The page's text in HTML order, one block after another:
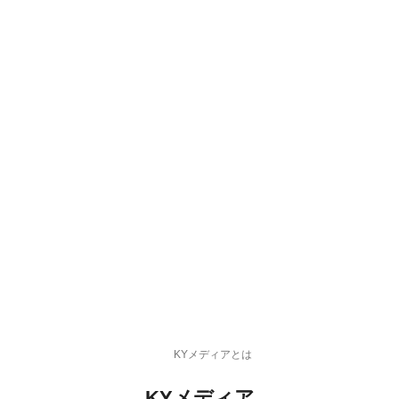
KYメディアとは